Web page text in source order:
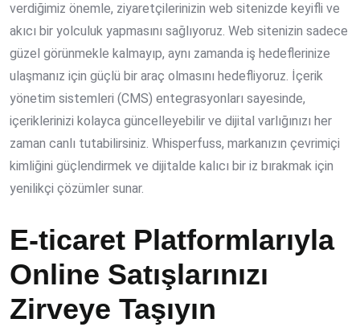
verdiğimiz önemle, ziyaretçilerinizin web sitenizde keyifli ve
akıcı bir yolculuk yapmasını sağlıyoruz. Web sitenizin sadece
güzel görünmekle kalmayıp, aynı zamanda iş hedeflerinize
ulaşmanız için güçlü bir araç olmasını hedefliyoruz. İçerik
yönetim sistemleri (CMS) entegrasyonları sayesinde,
içeriklerinizi kolayca güncelleyebilir ve dijital varlığınızı her
zaman canlı tutabilirsiniz. Whisperfuss, markanızın çevrimiçi
kimliğini güçlendirmek ve dijitalde kalıcı bir iz bırakmak için
yenilikçi çözümler sunar.
E-ticaret Platformlarıyla
Online Satışlarınızı
Zirveye Taşıyın